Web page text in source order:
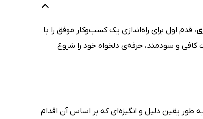
، قدم اول برای راه‌اندازی یک کسب‌وکار موفق را با
و سودمند، حرفه‌ی دلخواه خود را شروع
طور یقین دلیل و انگیزه‌ای که بر اساس آن اقدام